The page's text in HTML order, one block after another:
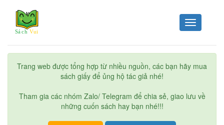
Toggle
navigation
Trang web được tổng hợp từ nhiều nguồn, các bạn hãy mua
sách giấy để ủng hộ tác giả nhé!
Tham gia các nhóm Zalo/ Telegram để chia sẻ, giao lưu về
những cuốn sách hay bạn nhé!!!